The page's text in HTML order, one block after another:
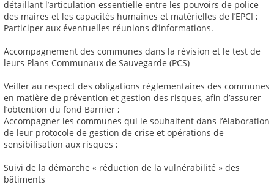
détaillant l’articulation essentielle entre les pouvoirs de police
des maires et les capacités humaines et matérielles de l’EPCI ;
Participer aux éventuelles réunions d’informations.
Accompagnement des communes dans la révision et le test de
leurs Plans Communaux de Sauvegarde (PCS)
Veiller au respect des obligations réglementaires des communes
en matière de prévention et gestion des risques, afin d’assurer
l’obtention du fond Barnier ;
Accompagner les communes qui le souhaitent dans l’élaboration
de leur protocole de gestion de crise et opérations de
sensibilisation aux risques ;
Suivi de la démarche « réduction de la vulnérabilité » des
bâtiments